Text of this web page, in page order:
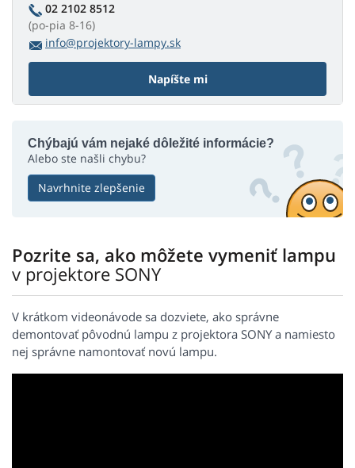
02 2102 8512
(po-pia 8-16)
info@projektory-lampy.sk
Napíšte mi
Chýbajú vám nejaké dôležité informácie?
Alebo ste našli chybu?
Navrhnite zlepšenie
Pozrite sa, ako môžete vymeniť lampu
v projektore SONY
V krátkom videonávode sa dozviete, ako správne
demontovať pôvodnú lampu z projektora SONY a namiesto
nej správne namontovať novú lampu.